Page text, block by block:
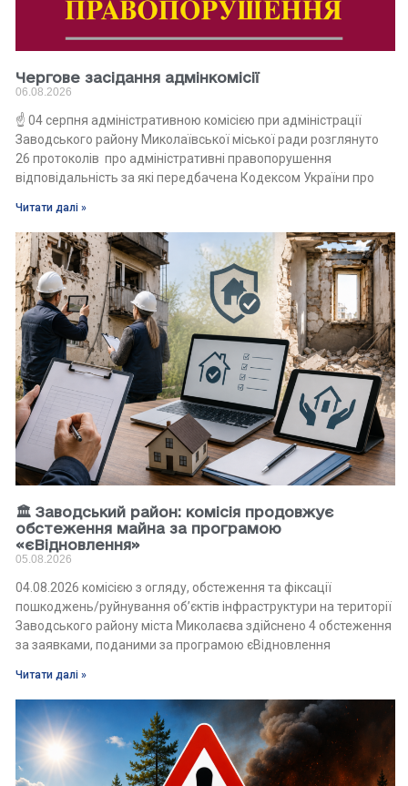
Чергове засідання адмінкомісії
06.08.2026
☝️ 04 серпня адміністративною комісією при адміністрації
Заводського району Миколаївської міської ради розглянуто
26 протоколів про адміністративні правопорушення
відповідальність за які передбачена Кодексом України про
Читати далі »
🏛 Заводський район: комісія продовжує
обстеження майна за програмою
«єВідновлення»
05.08.2026
04.08.2026 комісією з огляду, обстеження та фіксації
пошкоджень/руйнування об’єктів інфраструктури на території
Заводського району міста Миколаєва здійснено 4 обстеження
за заявками, поданими за програмою єВідновлення
Читати далі »